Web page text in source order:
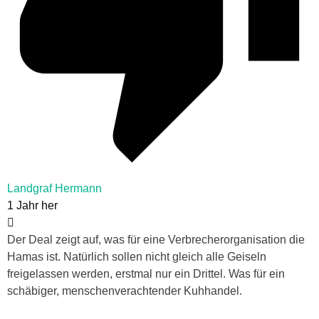
Landgraf Hermann
1 Jahr her
Der Deal zeigt auf, was für eine Verbrecherorganisation die
Hamas ist. Natürlich sollen nicht gleich alle Geiseln
freigelassen werden, erstmal nur ein Drittel. Was für ein
schäbiger, menschenverachtender Kuhhandel.